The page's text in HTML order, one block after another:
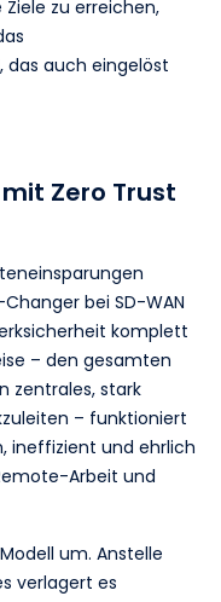
zu erreichen,
das auch eingelöst
Zero Trust
bei SD-WAN
komplett
– den gesamten
zentrales, stark
– funktioniert
ineffizient und ehrlich
Arbeit und
um. Anstelle
verlagert es